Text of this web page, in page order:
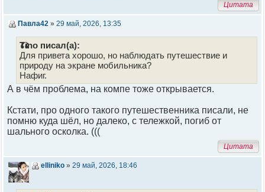
Цитата
Павла42 » 29 май, 2026, 13:35
Tino писал(а):
Для привета хорошо, но наблюдать путешествие и
природу на экране мобильника?
Нафиг.
А в чём проблема, на компе тоже открывается.
Кстати, про одного такого путешественника писали, не
помню куда шёл, но далеко, с тележкой, погиб от
шального осколка. (((
Цитата
elliniko » 29 май, 2026, 18:46